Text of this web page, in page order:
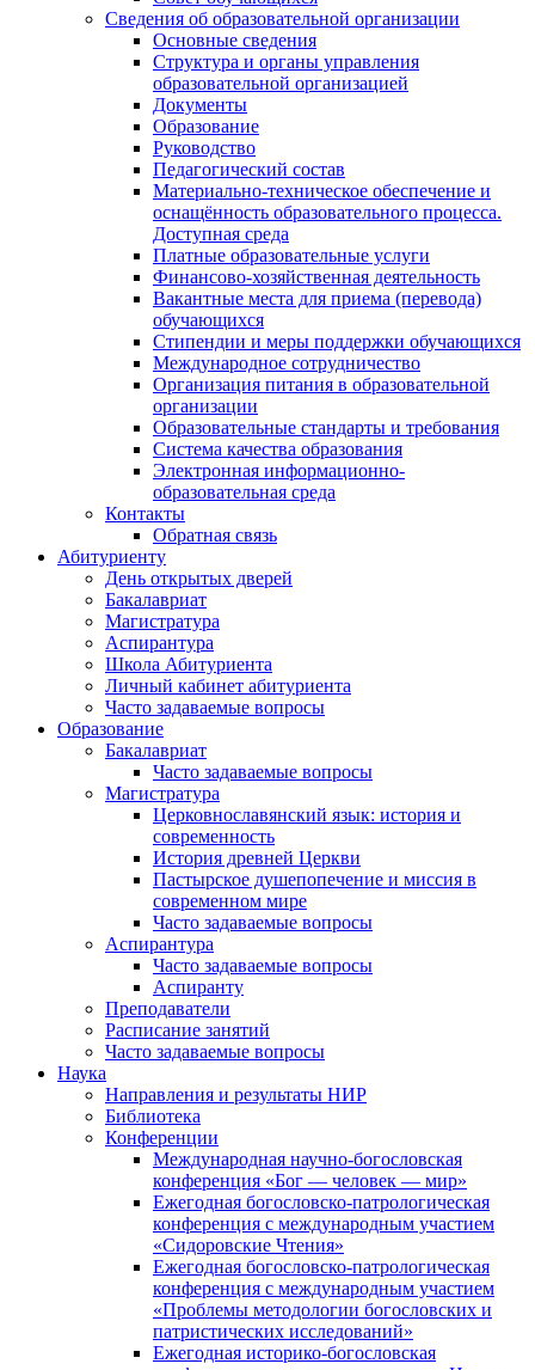
Сведения об образовательной организации
Основные сведения
Структура и органы управления
образовательной организацией
Документы
Образование
Руководство
Педагогический состав
Материально-техническое обеспечение и
оснащённость образовательного процесса.
Доступная среда
Платные образовательные услуги
Финансово-хозяйственная деятельность
Вакантные места для приема (перевода)
обучающихся
Стипендии и меры поддержки обучающихся
Международное сотрудничество
Организация питания в образовательной
организации
Образовательные стандарты и требования
Система качества образования
Электронная информационно-
образовательная среда
Контакты
Обратная связь
Абитуриенту
День открытых дверей
Бакалавриат
Магистратура
Аспирантура
Школа Абитуриента
Личный кабинет абитуриента
Часто задаваемые вопросы
Образование
Бакалавриат
Часто задаваемые вопросы
Магистратура
Церковнославянский язык: история и
современность
История древней Церкви
Пастырское душепопечение и миссия в
современном мире
Часто задаваемые вопросы
Аспирантура
Часто задаваемые вопросы
Аспиранту
Преподаватели
Расписание занятий
Часто задаваемые вопросы
Наука
Направления и результаты НИР
Библиотека
Конференции
Международная научно-богословская
конференция «Бог — человек — мир»
Ежегодная богословско-патрологическая
конференция с международным участием
«Сидоровские Чтения»
Ежегодная богословско-патрологическая
конференция с международным участием
«Проблемы методологии богословских и
патристических исследований»
Ежегодная историко-богословская